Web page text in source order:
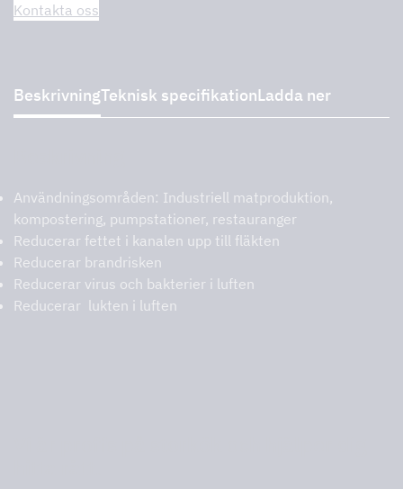
Kontakta oss
BeskrivningTeknisk specifikationLadda ner
Användningsområden: Industriell matproduktion,
kompostering, pumpstationer, restauranger
Reducerar fettet i kanalen upp till fläkten
Reducerar brandrisken
Reducerar virus och bakterier i luften
Reducerar lukten i luften